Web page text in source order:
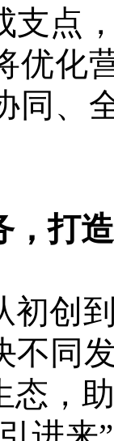
支点
优化
同、
，打
初创
不同
态，